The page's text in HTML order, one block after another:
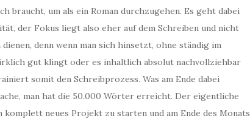
braucht, um als ein Roman durchzugehen. Es geht dabei
der Fokus liegt also eher auf dem Schreiben und nicht
denn wenn man sich hinsetzt, ohne ständig im
gut klingt oder es inhaltlich absolut nachvollziehbar
somit den Schreibprozess. Was am Ende dabei
man hat die 50.000 Wörter erreicht. Der eigentliche
komplett neues Projekt zu starten und am Ende des Monats